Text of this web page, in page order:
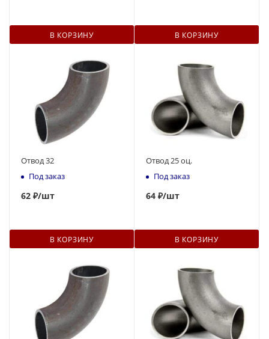
В КОРЗИНУ В КОРЗИНУ
Отвод 32
Под заказ
62 ₽/шт
В КОРЗИНУ
Отвод 25 оц.
Под заказ
64 ₽/шт
В КОРЗИНУ